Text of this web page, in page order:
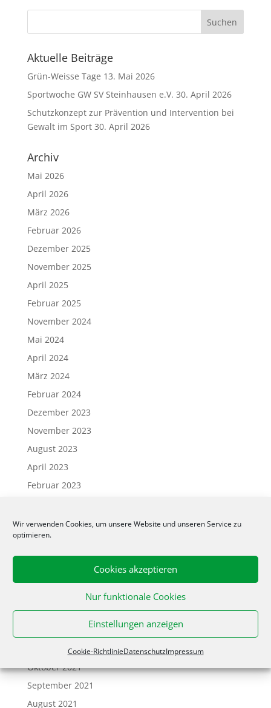
Wir verwenden Cookies, um unsere Website und unseren Service zu
optimieren.
Cookies akzeptieren
Nur funktionale Cookies
Einstellungen anzeigen
Cookie-RichtlinieDatenschutzImpressum
Aktuelle Beiträge
Grün-Weisse Tage 13. Mai 2026
Sportwoche GW SV Steinhausen e.V. 30. April 2026
Schutzkonzept zur Prävention und Intervention bei
Gewalt im Sport 30. April 2026
Archiv
Mai 2026
April 2026
März 2026
Februar 2026
Dezember 2025
November 2025
April 2025
Februar 2025
November 2024
Mai 2024
April 2024
März 2024
Februar 2024
Dezember 2023
November 2023
August 2023
April 2023
Februar 2023
Oktober 2022
Juni 2022
April 2022
Januar 2022
Dezember 2021
November 2021
Oktober 2021
September 2021
August 2021